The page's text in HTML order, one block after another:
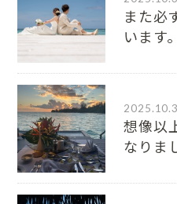
また必
います。
想像以
なりま